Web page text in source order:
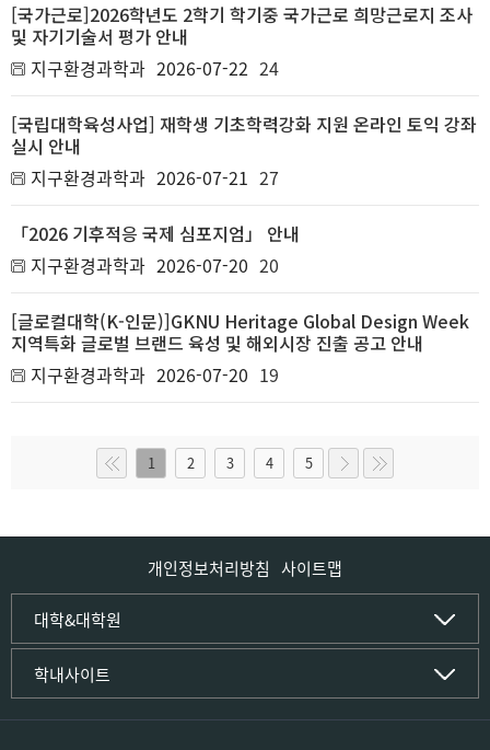
[국가근로]2026학년도 2학기 학기중 국가근로 희망근로지 조사
및 자기기술서 평가 안내
지구환경과학과 2026-07-22 24
[국립대학육성사업] 재학생 기초학력강화 지원 온라인 토익 강좌
실시 안내
지구환경과학과 2026-07-21 27
「2026 기후적응 국제 심포지엄」 안내
지구환경과학과 2026-07-20 20
[글로컬대학(K-인문)]GKNU Heritage Global Design Week
지역특화 글로벌 브랜드 육성 및 해외시장 진출 공고 안내
지구환경과학과 2026-07-20 19
1 2 3 4 5
개인정보처리방침 사이트맵
대학&대학원
인문사회·IT대학
인문·문화학부
국어국문학전공
중국어문·문화학전공
한자문화콘텐츠학전공
학내사이트
국립경국대학교
(재)국립경국대학교발전기금